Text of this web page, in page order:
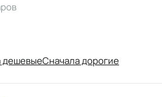
дешевыеCначала дорогие